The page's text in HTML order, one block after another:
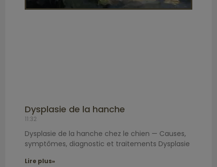
Dysplasie de la hanche
11:32
Dysplasie de la hanche chez le chien — Causes,
symptômes, diagnostic et traitements Dysplasie
Lire plus»